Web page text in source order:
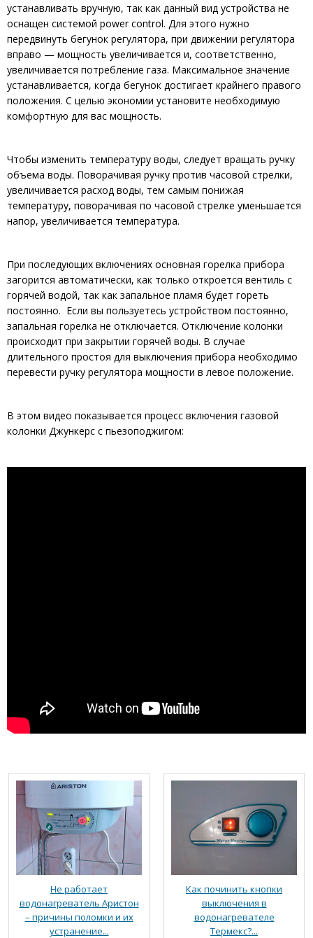
устанавливать вручную, так как данный вид устройства не
оснащен системой power control. Для этого нужно
передвинуть бегунок регулятора, при движении регулятора
вправо — мощность увеличивается и, соответственно,
увеличивается потребление газа. Максимальное значение
устанавливается, когда бегунок достигает крайнего правого
положения. С целью экономии установите необходимую
комфортную для вас мощность.
Чтобы изменить температуру воды, следует вращать ручку
объема воды. Поворачивая ручку против часовой стрелки,
увеличивается расход воды, тем самым понижая
температуру, поворачивая по часовой стрелке уменьшается
напор, увеличивается температура.
При последующих включениях основная горелка прибора
загорится автоматически, как только откроется вентиль с
горячей водой, так как запальное пламя будет гореть
постоянно. Если вы пользуетесь устройством постоянно,
запальная горелка не отключается. Отключение колонки
происходит при закрытии горячей воды. В случае
длительного простоя для выключения прибора необходимо
перевести ручку регулятора мощности в левое положение.
В этом видео показывается процесс включения газовой
колонки Джункерс с пьезоподжигом:
Не работает
водонагреватель Аристон
– причины поломки и их
устранение...
Как починить кнопки
выключения в
водонагревателе
Термекс?...